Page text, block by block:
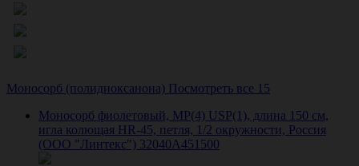
Моносорб (полидиоксанона) Посмотреть все 15
Моносорб фиолетовый, МР(4) USP(1), длина 150 см,
игла колющая HR-45, петля, 1/2 окружности, Россия
(ООО "Линтекс") 32040A451500